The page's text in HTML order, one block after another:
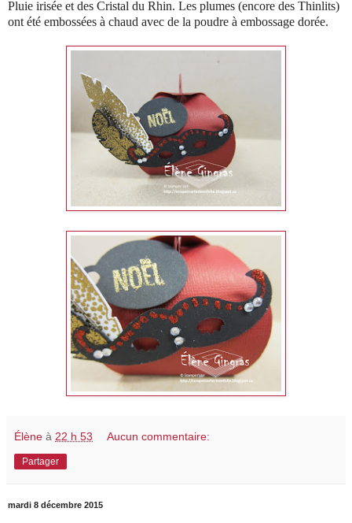
Pluie irisée et des Cristal du Rhin. Les plumes (encore des Thinlits)
ont été embossées à chaud avec de la poudre à embossage dorée.
Élène à 22 h 53 Aucun commentaire:
Partager
mardi 8 décembre 2015